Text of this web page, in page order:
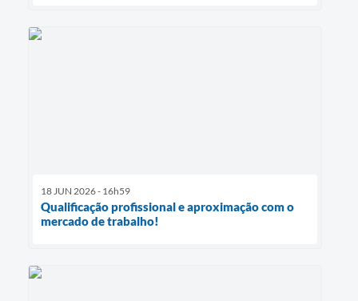
18 JUN 2026 - 16h59
Qualificação profissional e aproximação com o
mercado de trabalho!